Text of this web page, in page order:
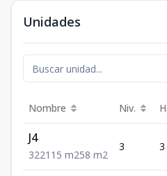
Unidades
Nombre Niv.
J4
322115 m258 m2
3 3